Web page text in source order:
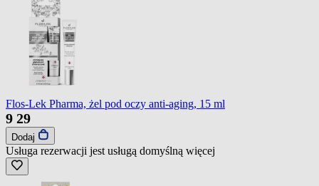
Flos-Lek Pharma, żel pod oczy anti-aging, 15 ml
9 29
Dodaj
Usługa rezerwacji jest usługą domyślną więcej